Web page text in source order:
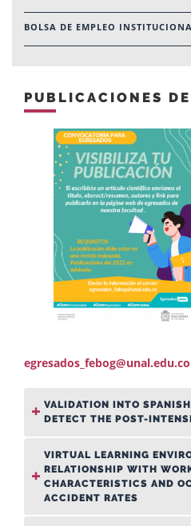
BOLSA DE EMPLEO
PUBLICACIONES
egresados_febog@unal.edu.co
VALIDATION INTO
DETECT THE POST-
VIRTUAL LEARNING
RELATIONSHIP WITH
CHARACTERISTICS AND
ACCIDENT RATES